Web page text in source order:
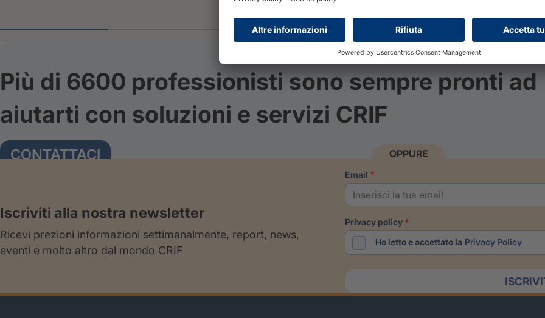
Più di 6600 professionisti sono sempre pronti ad
aiutarti con soluzioni e servizi CRIF
CONTATTACI OPPURE
Iscriviti alla nostra newsletter
Ricevi prezioni informazioni settimanalmente, report, news,
eventi e molto altro dal mondo CRIF
email
privacy policy
Ho letto e accettato la Privacy Policy